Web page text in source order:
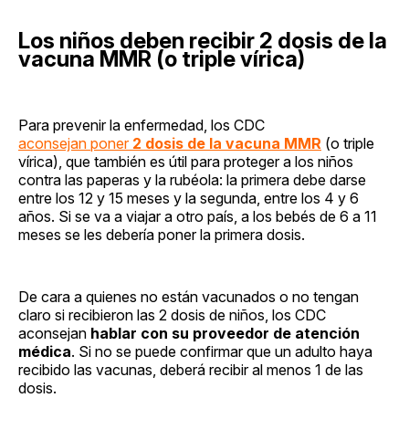
Los niños deben recibir 2 dosis de la
vacuna MMR (o triple vírica)
Para prevenir la enfermedad, los CDC
aconsejan poner 2 dosis de la vacuna MMR (o triple
vírica), que también es útil para proteger a los niños
contra las paperas y la rubéola: la primera debe darse
entre los 12 y 15 meses y la segunda, entre los 4 y 6
años. Si se va a viajar a otro país, a los bebés de 6 a 11
meses se les debería poner la primera dosis.
De cara a quienes no están vacunados o no tengan
claro si recibieron las 2 dosis de niños, los CDC
aconsejan hablar con su proveedor de atención
médica. Si no se puede confirmar que un adulto haya
recibido las vacunas, deberá recibir al menos 1 de las
dosis.